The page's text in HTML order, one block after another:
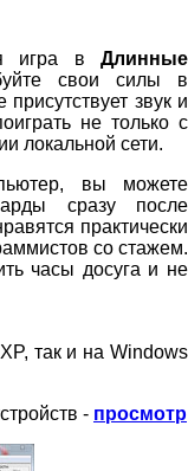
игра в Длинные
свои силы в
звук и
не только с
локальной сети.
вы можете
сразу после
практически
со стажем.
часы досуга и не
так и на Windows
- просмотр